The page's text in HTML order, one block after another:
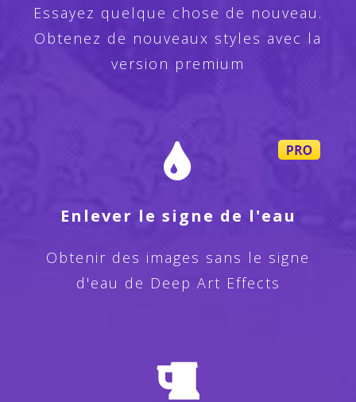
Essayez quelque chose de nouveau.
Obtenez de nouveaux styles avec la
version premium
Enlever le signe de l'eau
Obtenir des images sans le signe
d'eau de Deep Art Effects